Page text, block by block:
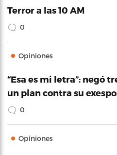
Terror a las 10 AM
0
Opiniones
“Esa es mi letra”: negó
un plan contra su
0
Opiniones